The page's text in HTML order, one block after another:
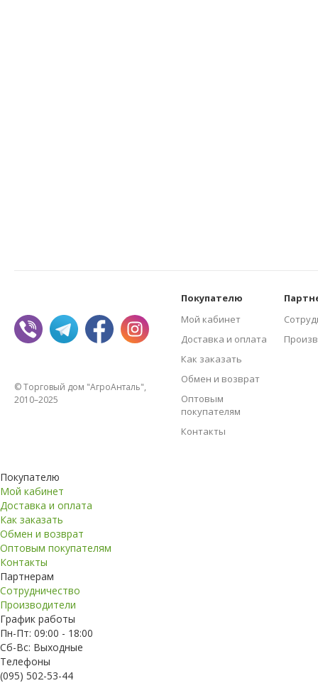
© Торговый дом "АгроАнталь",
2010–2025
Покупателю
Мой кабинет
Доставка и оплата
Как заказать
Обмен и возврат
Оптовым
покупателям
Контакты
Покупателю
Мой кабинет
Доставка и оплата
Как заказать
Обмен и возврат
Оптовым покупателям
Контакты
Партнерам
Сотрудничество
Производители
График работы
Пн-Пт: 09:00 - 18:00
Сб-Вс: Выходные
Телефоны
(095) 502-53-44